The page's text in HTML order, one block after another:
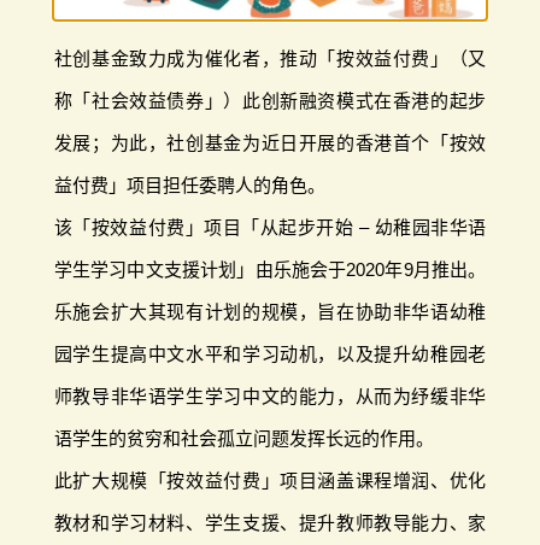
社创基金致力成为催化者，推动「按效益付费」（又
称「社会效益债券」）此创新融资模式在香港的起步
发展；为此，社创基金为近日开展的香港首个「按效
益付费」项目担任委聘人的角色。
该「按效益付费」项目「从起步开始 – 幼稚园非华语
学生学习中文支援计划」由乐施会于2020年9月推出。
乐施会扩大其现有计划的规模，旨在协助非华语幼稚
园学生提高中文水平和学习动机，以及提升幼稚园老
师教导非华语学生学习中文的能力，从而为纾缓非华
语学生的贫穷和社会孤立问题发挥长远的作用。
此扩大规模「按效益付费」项目涵盖课程增润、优化
教材和学习材料、学生支援、提升教师教导能力、家